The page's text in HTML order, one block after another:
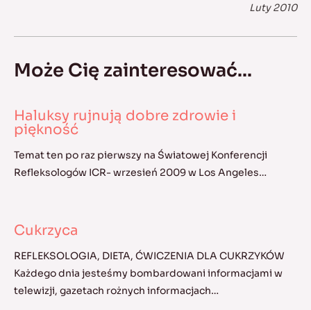
Luty 2010
Może Cię zainteresować...
Haluksy rujnują dobre zdrowie i
piękność
Temat ten po raz pierwszy na Światowej Konferencji
Refleksologów ICR- wrzesień 2009 w Los Angeles…
Cukrzyca
REFLEKSOLOGIA, DIETA, ĆWICZENIA DLA CUKRZYKÓW
Każdego dnia jesteśmy bombardowani informacjami w
telewizji, gazetach rożnych informacjach…